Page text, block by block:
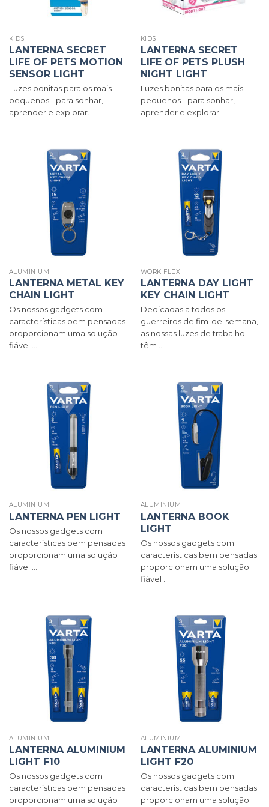
KIDS
LANTERNA SECRET
LIFE OF PETS MOTION
SENSOR LIGHT
Luzes bonitas para os mais
pequenos - para sonhar,
aprender e explorar.
KIDS
LANTERNA SECRET
LIFE OF PETS PLUSH
NIGHT LIGHT
Luzes bonitas para os mais
pequenos - para sonhar,
aprender e explorar.
ALUMINIUM
LANTERNA METAL KEY
CHAIN LIGHT
Os nossos gadgets com
características bem pensadas
proporcionam uma solução
fiável ...
WORK FLEX
LANTERNA DAY LIGHT
KEY CHAIN LIGHT
Dedicadas a todos os
guerreiros de fim-de-semana,
as nossas luzes de trabalho
têm ...
ALUMINIUM
LANTERNA PEN LIGHT
Os nossos gadgets com
características bem pensadas
proporcionam uma solução
fiável ...
ALUMINIUM
LANTERNA BOOK
LIGHT
Os nossos gadgets com
características bem pensadas
proporcionam uma solução
fiável ...
ALUMINIUM
LANTERNA ALUMINIUM
LIGHT F10
Os nossos gadgets com
características bem pensadas
proporcionam uma solução
ALUMINIUM
LANTERNA ALUMINIUM
LIGHT F20
Os nossos gadgets com
características bem pensadas
proporcionam uma solução